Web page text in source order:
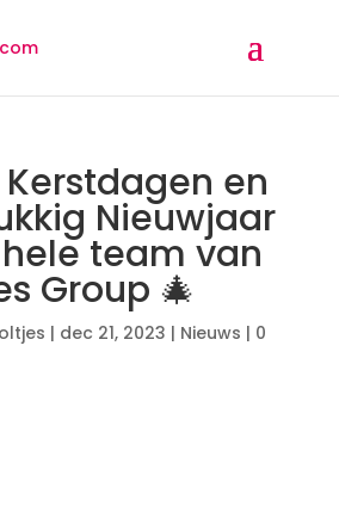
en
Nieuwjaar
team van
Group 🎄
| dec 21, 2023 | Nieuws | 0